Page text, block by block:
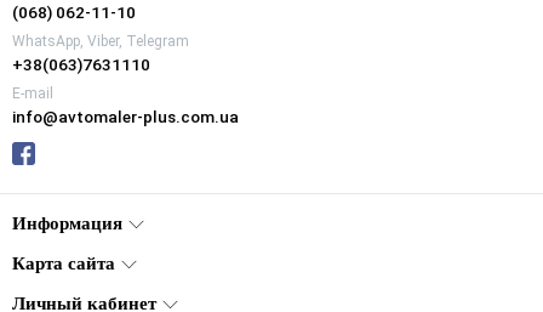
(068) 062-11-10
WhatsApp, Viber, Telegram
+38(063)7631110
E-mail
info@avtomaler-plus.com.ua
Информация
Карта сайта
Личный кабинет